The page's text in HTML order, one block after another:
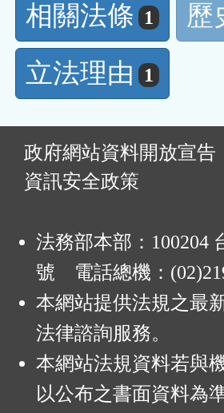
相關法條
1 歷
立法理由 1
政府網站資料開放宣告
資訊安全政策
法務部本部：100204
號 電話總機：
本網站提供法規之最
法律諮詢服務。
本網站法規資料若與
以公布之書面資料為準